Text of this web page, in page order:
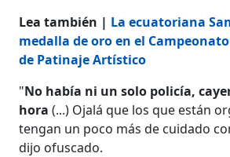
Lea también | La ecuatoriana
medalla de oro en el
de Patinaje Artístico
"No había ni un solo policía,
hora(...) Ojalá que los que están
tengan un poco más de cuidado
dijo ofuscado.